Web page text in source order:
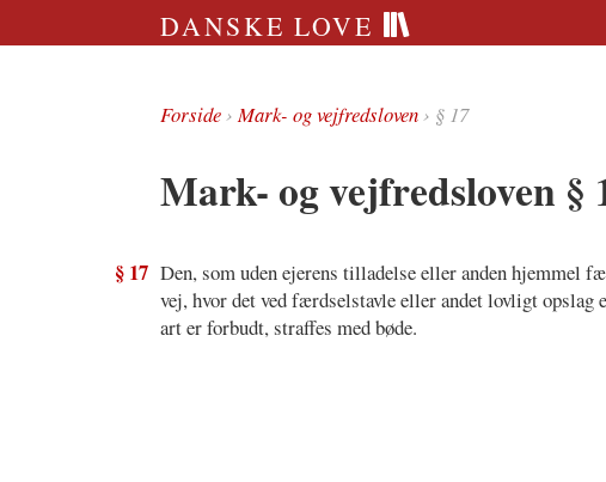
DANSKE LOVE
Forside›Mark- og vejfredsloven› § 17
Mark- og vejfredsloven §
§ 17 Den, som uden ejerens tilladelse eller anden hjemmel
vej, hvor det ved færdselstavle eller andet lovligt
art er forbudt, straffes med bøde.